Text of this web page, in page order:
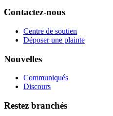
Contactez-nous
Centre de soutien
Déposer une plainte
Nouvelles
Communiqués
Discours
Restez branchés